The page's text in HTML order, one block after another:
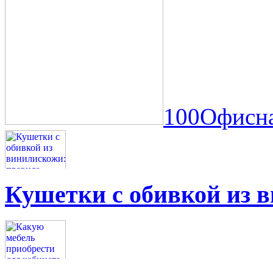
Кушетки с обивкой из